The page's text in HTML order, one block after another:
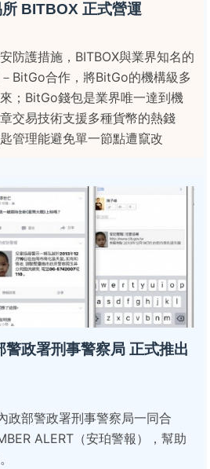
BITBOX 正式營運
防護措施，BITBOX與業界知名的
BitGo合作，將BitGo的機構級多
；BitGo錢包是業界唯一達到機
交易技術支援多種貨幣的熱錢
管理能避免單一節點遭竄改
政署刑事警察局 正式推出
政部警政署刑事警察局一同合
ALERT（安珀警報），幫助